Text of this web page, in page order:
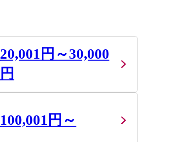
20,001円～30,000
円
100,001円～